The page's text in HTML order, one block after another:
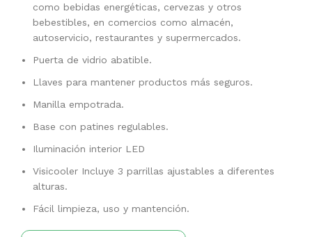
como bebidas energéticas, cervezas y otros
bebestibles, en comercios como almacén,
autoservicio, restaurantes y supermercados.
Puerta de vidrio abatible.
Llaves para mantener productos más seguros.
Manilla empotrada.
Base con patines regulables.
Iluminación interior LED
Visicooler Incluye 3 parrillas ajustables a diferentes
alturas.
Fácil limpieza, uso y mantención.